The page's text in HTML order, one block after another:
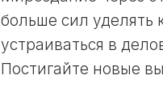
больше сил уделять
устраиваться в
Постигайте новые